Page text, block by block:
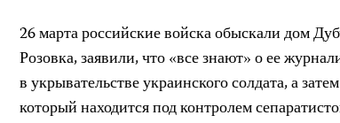
26 марта российские войска обыскали дом
Розовка, заявили, что «все знают» о ее
в укрывательстве украинского солдата, а
который находится под контролем